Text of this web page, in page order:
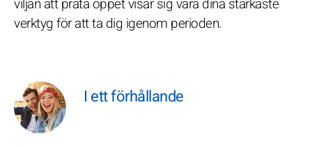
viljan att prata öppet visar sig vara dina starkaste
verktyg för att ta dig igenom perioden.
I ett förhållande